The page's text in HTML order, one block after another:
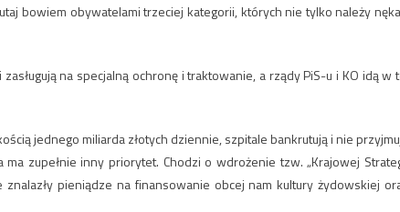
bowiem obywatelami trzeciej kategorii, których nie tylko należy
na specjalną ochronę i traktowanie, a rządy PiS-u i KO idą w
jednego miliarda złotych dziennie, szpitale bankrutują i nie
zupełnie inny priorytet. Chodzi o wdrożenie tzw. „Krajowej
znalazły pieniądze na finansowanie obcej nam kultury żydowskiej